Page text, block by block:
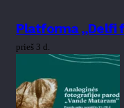
Platforma „Delfi
prieš 3 d.